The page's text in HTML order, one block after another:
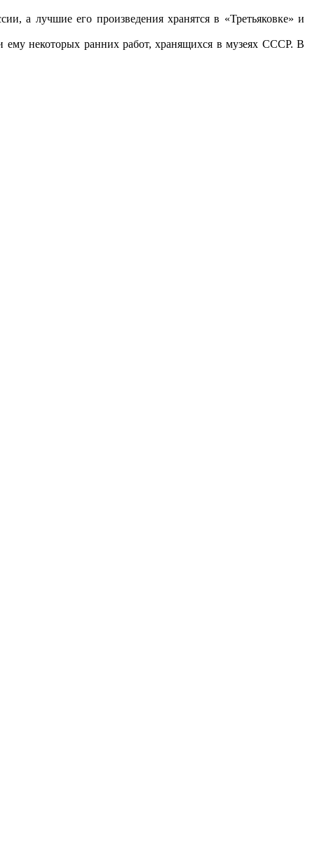
а лучшие его произведения хранятся в «Третьяковке» и
некоторых ранних работ, хранящихся в музеях СССР. В